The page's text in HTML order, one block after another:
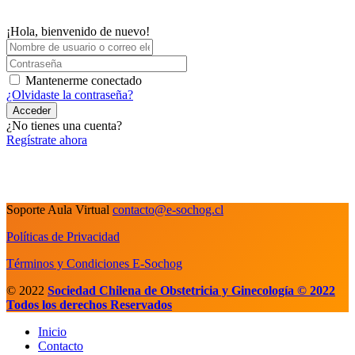
¡Hola, bienvenido de nuevo!
Mantenerme conectado
¿Olvidaste la contraseña?
Acceder
¿No tienes una cuenta?
Regístrate ahora
Soporte Aula Virtual contacto@e-sochog.cl
Políticas de Privacidad
Términos y Condiciones E-Sochog
© 2022 Sociedad Chilena de Obstetricia y Ginecología © 2022
Todos los derechos Reservados
Inicio
Contacto